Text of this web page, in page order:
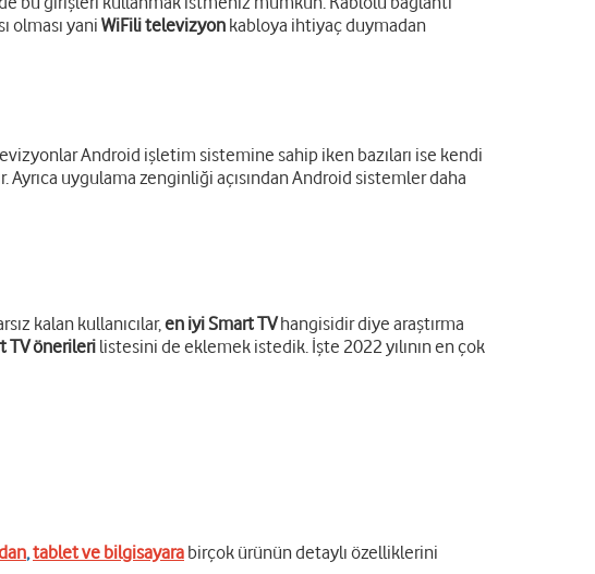
olması yani WiFili televizyon kabloya ihtiyaç duymadan
Android işletim sistemine sahip iken bazıları ise kendi
uygulama zenginliği açısından Android sistemler daha
kalan kullanıcılar,en iyi Smart TVhangisidir diye araştırma
TV önerileri listesini de eklemek istedik. İşte 2022 yılının en çok
,tablet ve bilgisayara birçok ürünün detaylı özelliklerini